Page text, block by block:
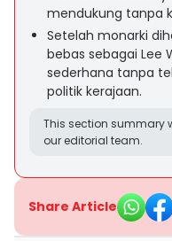
mendukung tanpa
Setelah monarki
bebas sebagai Lee
sederhana tanpa
politik kerajaan.
This section summary
our editorial team.
Share Article